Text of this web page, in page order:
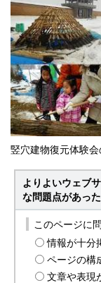
竪穴建物復元体験
よりよいウェブ
な問題点があっ
このページに
情報が十分
ページの構
文章や表現